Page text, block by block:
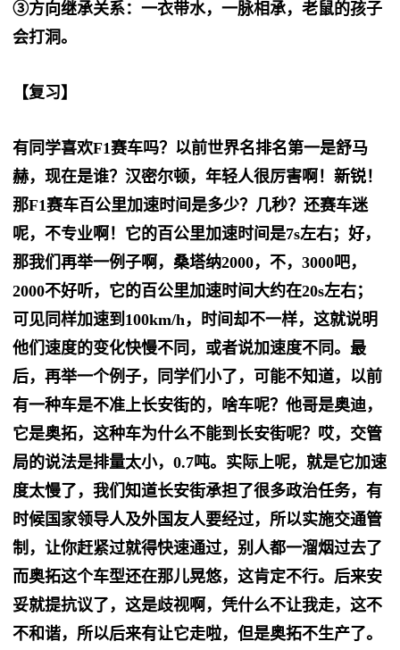
③方向继承关系：一衣带水，一脉相承，老鼠的孩子
会打洞。
【复习】
有同学喜欢F1赛车吗？以前世界名排名第一是舒马
赫，现在是谁？汉密尔顿，年轻人很厉害啊！新锐！
那F1赛车百公里加速时间是多少？几秒？还赛车迷
呢，不专业啊！它的百公里加速时间是7s左右；好，
那我们再举一例子啊，桑塔纳2000，不，3000吧，
2000不好听，它的百公里加速时间大约在20s左右；
可见同样加速到100km/h，时间却不一样，这就说明
他们速度的变化快慢不同，或者说加速度不同。最
后，再举一个例子，同学们小了，可能不知道，以前
有一种车是不准上长安街的，啥车呢？他哥是奥迪，
它是奥拓，这种车为什么不能到长安街呢？哎，交管
局的说法是排量太小，0.7吨。实际上呢，就是它加速
度太慢了，我们知道长安街承担了很多政治任务，有
时候国家领导人及外国友人要经过，所以实施交通管
制，让你赶紧过就得快速通过，别人都一溜烟过去了
而奥拓这个车型还在那儿晃悠，这肯定不行。后来安
妥就提抗议了，这是歧视啊，凭什么不让我走，这不
不和谐，所以后来有让它走啦，但是奥拓不生产了。